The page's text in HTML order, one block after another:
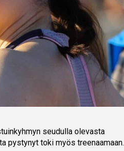
seudulla olevasta
pystynyt toki myös treenaamaan.